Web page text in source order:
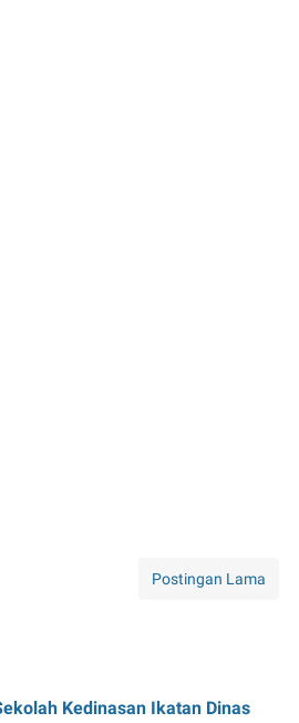
Postingan Lama
Kedinasan Ikatan Dinas